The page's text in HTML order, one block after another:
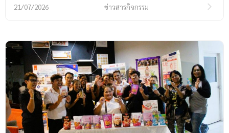
21/07/2026 ข่าวสารกิจกรรม